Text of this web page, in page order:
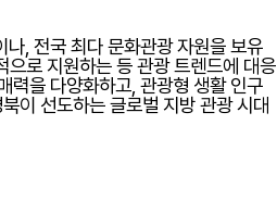
, 전국 최다 문화관광 자원을 보유
으로 지원하는 등 관광 트렌드에 대응
력을 다양화하고, 관광형 생활 인구
이 선도하는 글로벌 지방 관광 시대